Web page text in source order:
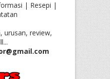
| Resepi |
urusan, review,